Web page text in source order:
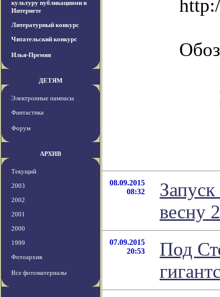
культуру публикациями в
Интернете
Литературный конкурс
Читательский конкурс
Илья-Премия
ДЕТЯМ
Электронные пампасы
Фантастика
Форум
АРХИВ
Текущий
2003
2002
2001
2000
1999
Фотоархив
Все фотоматериалы
08.09.2015
08:32
весну
07.09.2015
20:53
Под